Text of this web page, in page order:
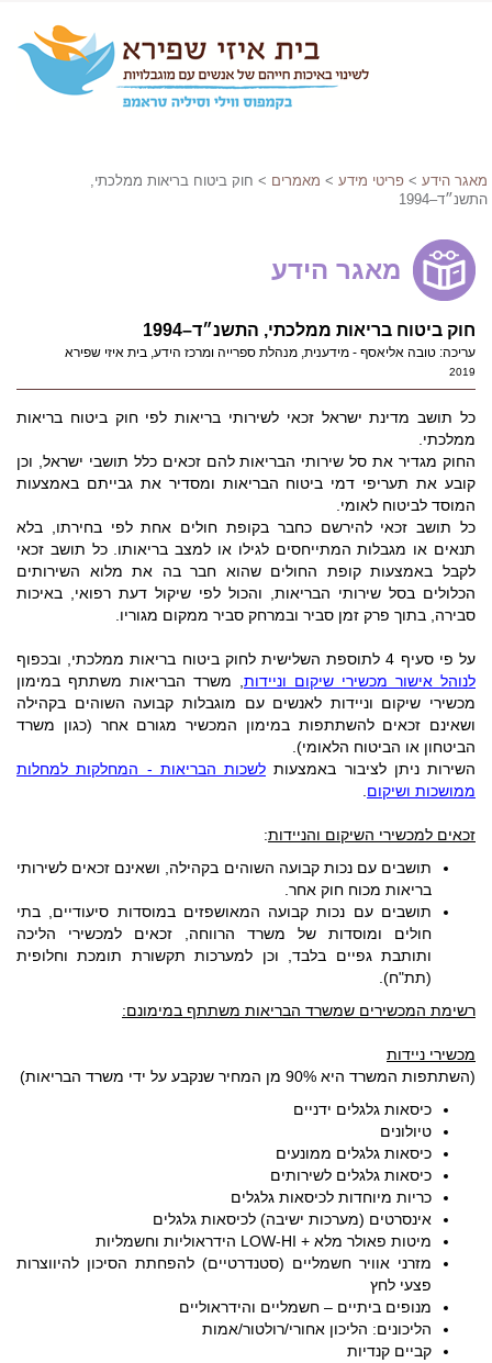
מאגר הידע > פריטי מידע > מאמרים > חוק ביטוח בריאות ממלכתי,
התשנ״ד–1994
מאגר הידע
חוק ביטוח בריאות ממלכתי, התשנ״ד–1994
עריכה: טובה אליאסף - מידענית, מנהלת ספרייה ומרכז הידע, בית איזי שפירא
2019
כל תושב מדינת ישראל זכאי לשירותי בריאות לפי חוק ביטוח בריאות
ממלכתי.
החוק מגדיר את סל שירותי הבריאות להם זכאים כלל תושבי ישראל, וכן
קובע את תעריפי דמי ביטוח הבריאות ומסדיר את גבייתם באמצעות
המוסד לביטוח לאומי.
כל תושב זכאי להירשם כחבר בקופת חולים אחת לפי בחירתו, בלא
תנאים או מגבלות המתייחסים לגילו או למצב בריאותו. כל תושב זכאי
לקבל באמצעות קופת החולים שהוא חבר בה את מלוא השירותים
הכלולים בסל שירותי הבריאות, והכול לפי שיקול דעת רפואי, באיכות
סבירה, בתוך פרק זמן סביר ובמרחק סביר ממקום מגוריו.
על פי סעיף 4 לתוספת השלישית לחוק ביטוח בריאות ממלכתי, ובכפוף
לנוהל אישור מכשירי שיקום וניידות , משרד הבריאות משתתף במימון
מכשירי שיקום וניידות לאנשים עם מוגבלות קבועה השוהים בקהילה
ושאינם זכאים להשתתפות במימון המכשיר מגורם אחר (כגון משרד
הביטחון או הביטוח הלאומי).
השירות ניתן לציבור באמצעות לשכות הבריאות - המחלקות למחלות
ממושכות ושיקום
זכאים למכשירי השיקום והניידות:
תושבים עם נכות קבועה השוהים בקהילה, ושאינם זכאים לשירותי
בריאות מכוח חוק אחר.
תושבים עם נכות קבועה המאושפזים במוסדות סיעודיים, בתי
חולים ומוסדות של משרד הרווחה, זכאים למכשירי הליכה
ותותבת גפיים בלבד, וכן למערכות תקשורת תומכת וחלופית
(תת"ח).
רשימת המכשירים שמשרד הבריאות משתתף במימונם:
מכשירי ניידות
(השתתפות המשרד היא 90% מן המחיר שנקבע על ידי משרד הבריאות)
כיסאות גלגלים ידניים
טיולונים
כיסאות גלגלים ממונעים
כיסאות גלגלים לשירותים
כריות מיוחדות לכיסאות גלגלים
אינסרטים (מערכות ישיבה) לכיסאות גלגלים
מיטות פאולר מלא + LOW-HI הידראוליות וחשמליות
מזרני אוויר חשמליים (סטנדרטיים) להפחתת הסיכון להיווצרות
פצעי לחץ
מנופים ביתיים – חשמליים והידראוליים
הליכונים: הליכון אחורי/רולטור/אמות
קביים קנדיות